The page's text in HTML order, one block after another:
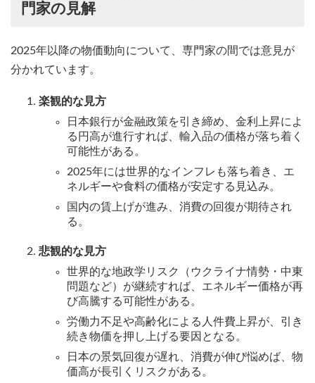
門家の見解
2025年以降の物価動向について、専門家の間では意見が
分かれています。
楽観的な見方
日本銀行が金融政策を引き締め、金利上昇によ
る円高が進行すれば、輸入品の価格が落ち着く
可能性がある。
2025年には世界的なインフレも落ち着き、エ
ネルギーや食料の価格が安定する見込み。
国内の賃上げが進み、消費の回復が期待され
る。
悲観的な見方
世界的な地政学リスク（ウクライナ情勢・中東
問題など）が継続すれば、エネルギー価格が再
び高騰する可能性がある。
労働力不足や高齢化による人件費上昇が、引き
続き物価を押し上げる要因となる。
日本の景気回復が遅れ、消費が伸び悩めば、物
価高が長引くリスクがある。